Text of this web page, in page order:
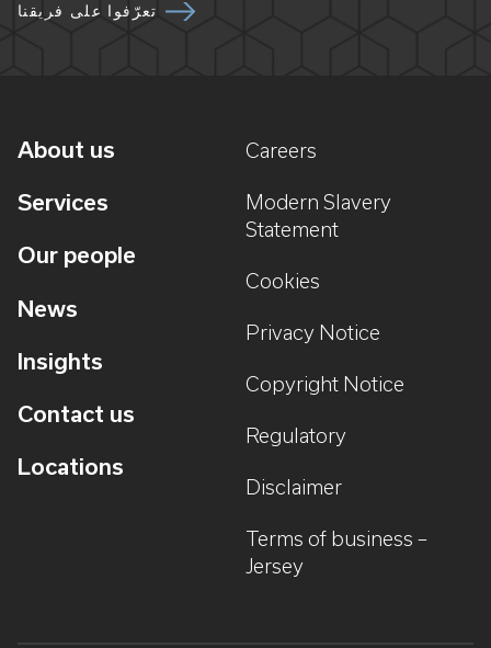
تعرّفوا على فريقنا
About us
Services
Our people
News
Insights
Contact us
Locations
Careers
Modern Slavery
Statement
Cookies
Privacy Notice
Copyright Notice
Regulatory
Disclaimer
Terms of business –
Jersey